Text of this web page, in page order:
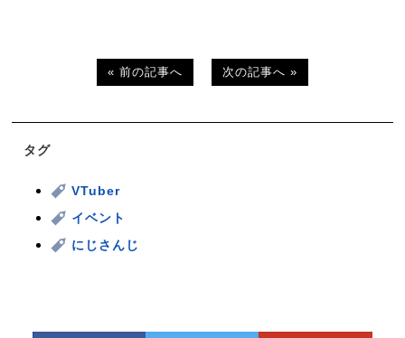
« 前の記事へ 次の記事へ »
タグ
VTuber
イベント
にじさんじ